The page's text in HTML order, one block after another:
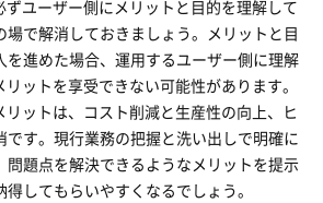
ずユーザー側にメリットと目的を理解して
場で解消しておきましょう。メリットと目
を進めた場合、運用するユーザー側に理解
リットを享受できない可能性があります。
リットは、コスト削減と生産性の向上、ヒ
です。現行業務の把握と洗い出しで明確に
問題点を解決できるようなメリットを提示
してもらいやすくなるでしょう。